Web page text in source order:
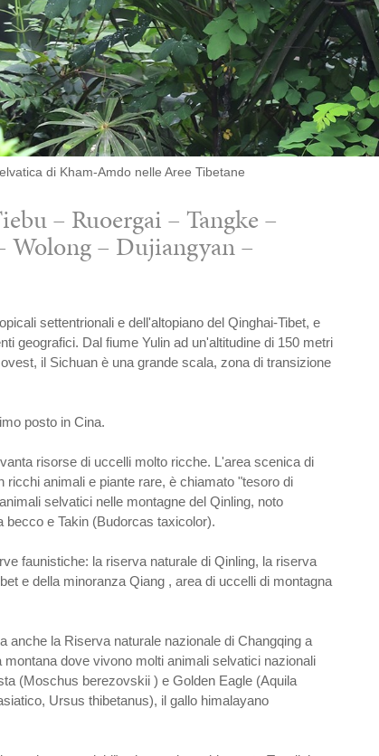
di Kham-Amdo nelle Aree Tibetane
– Ruoergai – Tangke –
Wolong – Dujiangyan –
settentrionali e dell'altopiano del Qinghai-Tibet, e
geografici. Dal fiume Yulin ad un'altitudine di 150 metri
il Sichuan è una grande scala, zona di transizione
posto in Cina.
risorse di uccelli molto ricche. L'area scenica di
animali e piante rare, è chiamato "tesoro di
selvatici nelle montagne del Qinling, noto
e Takin (Budorcas taxicolor).
faunistiche: la riserva naturale di Qinling, la riserva
e della minoranza Qiang , area di uccelli di montagna
anche la Riserva naturale nazionale di Changqing a
dove vivono molti animali selvatici nazionali
(Moschus berezovskii ) e Golden Eagle (Aquila
Ursus thibetanus), il gallo himalayano